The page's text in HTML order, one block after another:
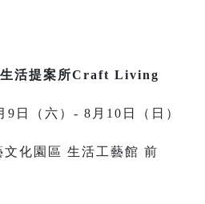
生活提案所Craft Living
日（六）- 8月10日（日）
化園區 生活工藝館 前